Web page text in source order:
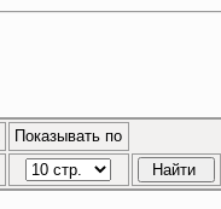
Показывать по